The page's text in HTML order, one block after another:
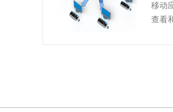
移动
查看